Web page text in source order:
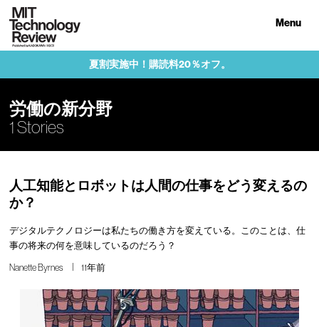
Menu
夏割実施中！購読料20％オフ。
労働の新分野
1 Stories
人工知能とロボットは人間の仕事をどう変えるの
か？
デジタルテクノロジーは私たちの働き方を変えている。このことは、仕
事の将来の何を意味しているのだろう？
Nanette Byrnes 11年前